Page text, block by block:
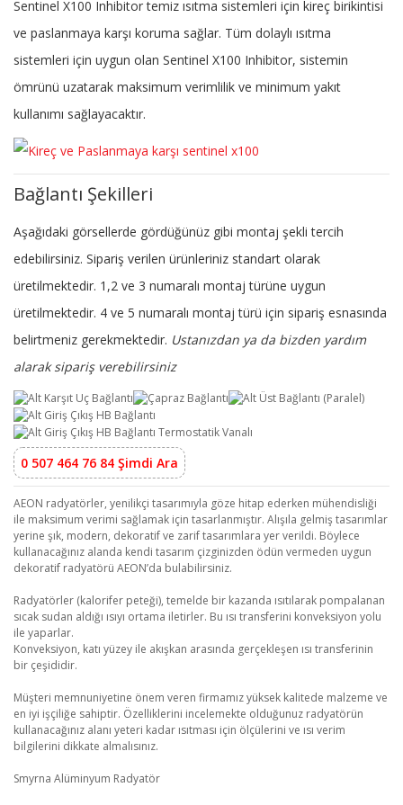
Sentinel X100 Inhibitor temiz ısıtma sistemleri için kireç birikintisi
ve paslanmaya karşı koruma sağlar. Tüm dolaylı ısıtma
sistemleri için uygun olan Sentinel X100 Inhibitor, sistemin
ömrünü uzatarak maksimum verimlilik ve minimum yakıt
kullanımı sağlayacaktır.
Bağlantı Şekilleri
Aşağıdaki görsellerde gördüğünüz gibi montaj şekli tercih
edebilirsiniz. Sipariş verilen ürünleriniz standart olarak
üretilmektedir. 1,2 ve 3 numaralı montaj türüne uygun
üretilmektedir. 4 ve 5 numaralı montaj türü için sipariş esnasında
belirtmeniz gerekmektedir. Ustanızdan ya da bizden yardım
alarak sipariş verebilirsiniz
0 507 464 76 84 Şimdi Ara
AEON radyatörler, yenilikçi tasarımıyla göze hitap ederken mühendisliği
ile maksimum verimi sağlamak için tasarlanmıştır. Alışıla gelmiş tasarımlar
yerine şık, modern, dekoratif ve zarif tasarımlara yer verildi. Böylece
kullanacağınız alanda kendi tasarım çizginizden ödün vermeden uygun
dekoratif radyatörü AEON’da bulabilirsiniz.
Radyatörler (kalorifer peteği), temelde bir kazanda ısıtılarak pompalanan
sıcak sudan aldığı ısıyı ortama iletirler. Bu ısı transferini konveksiyon yolu
ile yaparlar.
Konveksiyon, katı yüzey ile akışkan arasında gerçekleşen ısı transferinin
bir çeşididir.
Müşteri memnuniyetine önem veren firmamız yüksek kalitede malzeme ve
en iyi işçiliğe sahiptir. Özelliklerini incelemekte olduğunuz radyatörün
kullanacağınız alanı yeteri kadar ısıtması için ölçülerini ve ısı verim
bilgilerini dikkate almalısınız.
Smyrna Alüminyum Radyatör